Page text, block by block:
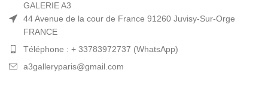
GALERIE A3
44 Avenue de la cour de France 91260 Juvisy-Sur-Orge
FRANCE
Téléphone : + 33783972737 (WhatsApp)
a3galleryparis@gmail.com